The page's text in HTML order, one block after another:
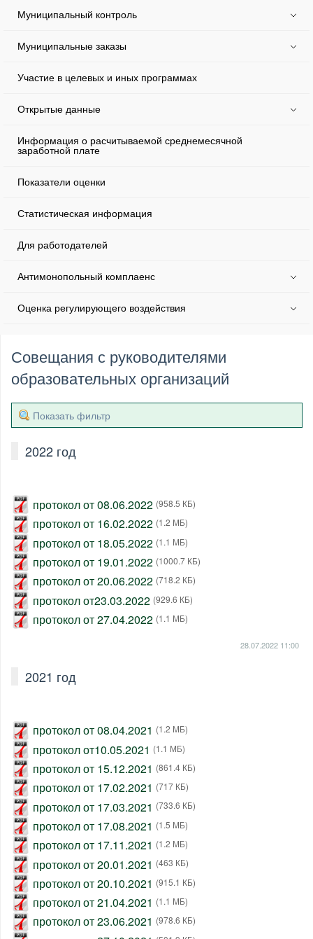
Муниципальный контроль
Муниципальные заказы
Участие в целевых и иных программах
Открытые данные
Информация о расчитываемой среднемесячной
заработной плате
Показатели оценки
Статистическая информация
Для работодателей
Антимонопольный комплаенс
Оценка регулирующего воздействия
Совещания с руководителями
образовательных организаций
Показать фильтр
2022 год
протокол от 08.06.2022 (958.5 КБ)
протокол от 16.02.2022 (1.2 МБ)
протокол от 18.05.2022 (1.1 МБ)
протокол от 19.01.2022 (1000.7 КБ)
протокол от 20.06.2022 (718.2 КБ)
протокол от23.03.2022 (929.6 КБ)
протокол от 27.04.2022 (1.1 МБ)
28.07.2022 11:00
2021 год
протокол от 08.04.2021 (1.2 МБ)
протокол от10.05.2021 (1.1 МБ)
протокол от 15.12.2021 (861.4 КБ)
протокол от 17.02.2021 (717 КБ)
протокол от 17.03.2021 (733.6 КБ)
протокол от 17.08.2021 (1.5 МБ)
протокол от 17.11.2021 (1.2 МБ)
протокол от 20.01.2021 (463 КБ)
протокол от 20.10.2021 (915.1 КБ)
протокол от 21.04.2021 (1.1 МБ)
протокол от 23.06.2021 (978.6 КБ)